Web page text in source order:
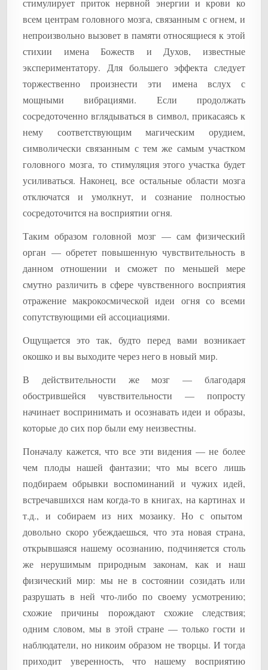
стимулирует приток нервной энергии и крови ко
всем центрам головного мозга, связанным с огнем, и
непроизвольно вызовет в памяти относящиеся к этой
стихии имена Божеств и Духов, известные
экспериментатору. Для большего эффекта следует
торжественно произнести эти имена вслух с
мощными вибрациями. Если продолжать
сосредоточенно вглядываться в символ, прикасаясь к
нему соответствующим магическим орудием,
символически связанным с тем же самым участком
головного мозга, то стимуляция этого участка будет
усиливаться. Наконец, все остальные области мозга
отключатся и умолкнут, и сознание полностью
сосредоточится на восприятии огня.
Таким образом головной мозг — сам физический
орган — обретет повышенную чувствительность в
данном отношении и сможет по меньшей мере
смутно различить в сфере чувственного восприятия
отражение макрокосмической идеи огня со всеми
сопутствующими ей ассоциациями.
Ощущается это так, будто перед вами возникает
окошко и вы выходите через него в новый мир.
В действительности же мозг — благодаря
обострившейся чувствительности — попросту
начинает воспринимать и осознавать идеи и образы,
которые до сих пор были ему неизвестны.
Поначалу кажется, что все эти видения — не более
чем плоды нашей фантазии; что мы всего лишь
подбираем обрывки воспоминаний и чужих идей,
встречавшихся нам когда-то в книгах, на картинах и
т.д., и собираем из них мозаику. Но с опытом
довольно скоро убеждаешься, что эта новая страна,
открывшаяся нашему осознанию, подчиняется столь
же нерушимым природным законам, как и наш
физический мир: мы не в состоянии созидать или
разрушать в ней что-либо по своему усмотрению;
схожие причины порождают схожие следствия;
одним словом, мы в этой стране — только гости и
наблюдатели, но никоим образом не творцы. И тогда
приходит уверенность, что нашему восприятию